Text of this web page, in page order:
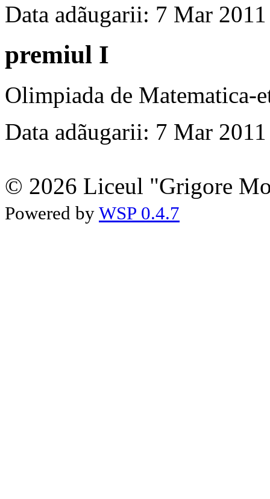
Data adãugarii: 7 Mar 2011
premiul I
Olimpiada de Matematica-
Data adãugarii: 7 Mar 2011
© 2026 Liceul "Grigore
Powered by WSP 0.4.7